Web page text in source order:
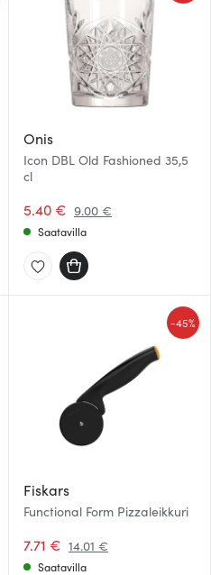
Onis
Icon DBL Old Fashioned 35,5
cl
5.40 € 9.00 €
Saatavilla
Fiskars
Functional Form Pizzaleikkuri
7.71 € 14.01 €
-45%
Saatavilla